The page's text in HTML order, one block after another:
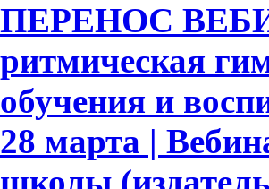
ПЕРЕНОС
ритмическая
обучения и
28 марта |